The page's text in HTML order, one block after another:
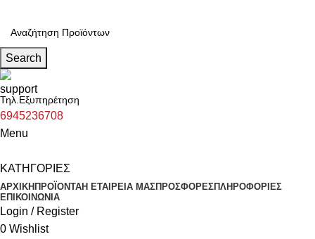
Search
Τηλ.Εξυπηρέτηση
6945236708
Menu
ΚΑΤΗΓΟΡΙΕΣ
ΑΡΧΙΚΗ ΠΡΟΪΟΝΤΑΗ ΕΤΑΙΡΕΙΑ ΜΑΣΠΡΟΣΦΟΡΕΣΠΛΗΡΟΦΟΡΙΕΣ
ΕΠΙΚΟΙΝΩΝΙΑ
Login / Register
0 Wishlist